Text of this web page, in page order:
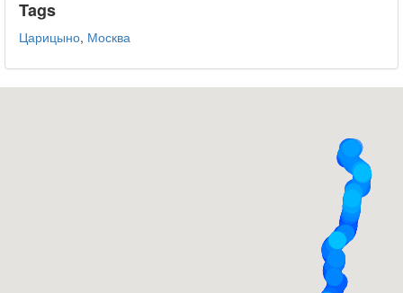
Tags
Царицыно, Москва